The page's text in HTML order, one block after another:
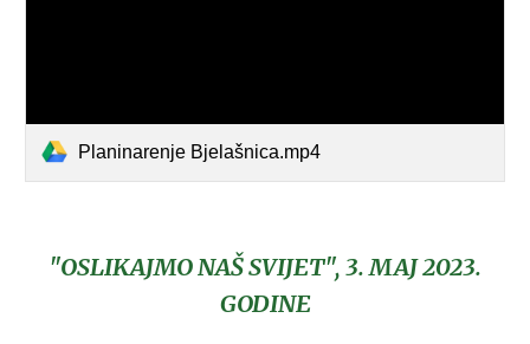
Planinarenje Bjelašnica.mp4
"OSLIKAJMO NAŠ SVIJET", 3. MAJ 2023.
GODINE